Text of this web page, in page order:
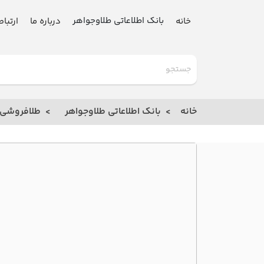
خانه بانک اطلاعاتی طلاوجواهر درباره ما
خانه بانک اطلاعاتی طلاوجواهر طلافروشی